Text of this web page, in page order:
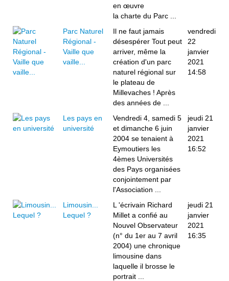
en œuvre
la charte du Parc ...
Parc Naturel
Régional -
Vaille que
vaille...
Il ne faut jamais
désespérer Tout peut
arriver, même la
création d'un parc
naturel régional sur
le plateau de
Millevaches ! Après
des années de ...
vendredi
22
janvier
2021
14:58
Les pays en
université
Vendredi 4, samedi 5
et dimanche 6 juin
2004 se tenaient à
Eymoutiers les
4èmes Universités
des Pays organisées
conjointement par
l'Association ...
jeudi 21
janvier
2021
16:52
Limousin...
Lequel ?
L 'écrivain Richard
Millet a confié au
Nouvel Observateur
(n° du 1er au 7 avril
2004) une chronique
limousine dans
laquelle il brosse le
portrait ...
jeudi 21
janvier
2021
16:35